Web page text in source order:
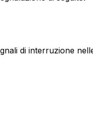
di interruzione